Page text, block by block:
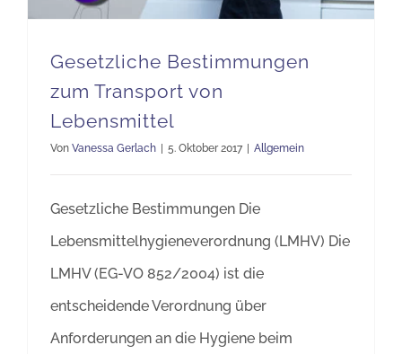
Gesetzliche Bestimmungen
zum Transport von
Lebensmittel
Von Vanessa Gerlach 5. Oktober 2017 Allgemein
Gesetzliche Bestimmungen Die
Lebensmittelhygieneverordnung (LMHV) Die
LMHV (EG-VO 852/2004) ist die
entscheidende Verordnung über
Anforderungen an die Hygiene beim